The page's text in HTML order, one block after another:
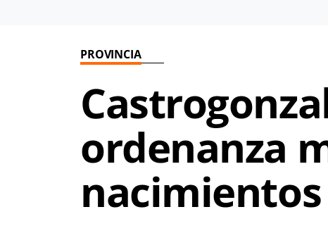
PROVINCIA
ordenanza
nacimientos